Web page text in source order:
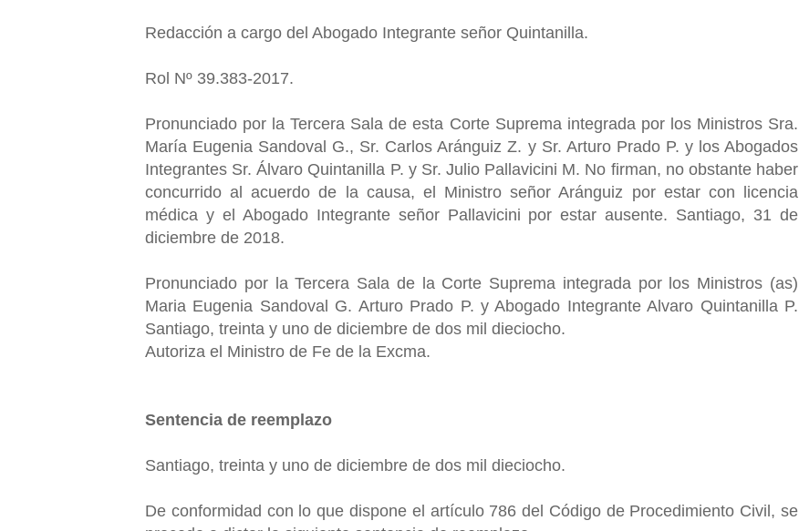
Redacción a cargo del Abogado Integrante señor Quintanilla.
Rol Nº 39.383-2017.
Pronunciado por la Tercera Sala de esta Corte Suprema integrada por los Ministros Sra.
María Eugenia Sandoval G., Sr. Carlos Aránguiz Z. y Sr. Arturo Prado P. y los Abogados
Integrantes Sr. Álvaro Quintanilla P. y Sr. Julio Pallavicini M. No firman, no obstante haber
concurrido al acuerdo de la causa, el Ministro señor Aránguiz por estar con licencia
médica y el Abogado Integrante señor Pallavicini por estar ausente. Santiago, 31 de
diciembre de 2018.
Pronunciado por la Tercera Sala de la Corte Suprema integrada por los Ministros (as)
Maria Eugenia Sandoval G. Arturo Prado P. y Abogado Integrante Alvaro Quintanilla P.
Santiago, treinta y uno de diciembre de dos mil dieciocho.
Autoriza el Ministro de Fe de la Excma.
Sentencia de reemplazo
Santiago, treinta y uno de diciembre de dos mil dieciocho.
De conformidad con lo que dispone el artículo 786 del Código de Procedimiento Civil, se